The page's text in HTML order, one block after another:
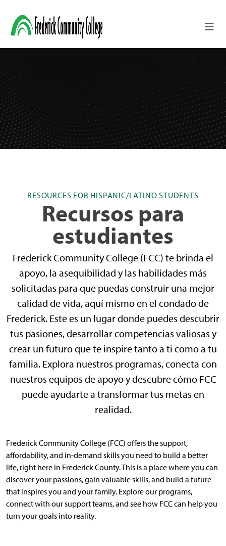
RESOURCES FOR HISPANIC/LATINO STUDENTS
Recursos para
estudiantes
Frederick Community College (FCC) te brinda el
apoyo, la asequibilidad y las habilidades más
solicitadas para que puedas construir una mejor
calidad de vida, aquí mismo en el condado de
Frederick. Este es un lugar donde puedes descubrir
tus pasiones, desarrollar competencias valiosas y
crear un futuro que te inspire tanto a ti como a tu
familia. Explora nuestros programas, conecta con
nuestros equipos de apoyo y descubre cómo FCC
puede ayudarte a transformar tus metas en
realidad.
Frederick Community College (FCC) offers the support,
affordability, and in-demand skills you need to build a better
life, right here in Frederick County. This is a place where you can
discover your passions, gain valuable skills, and build a future
that inspires you and your family. Explore our programs,
connect with our support teams, and see how FCC can help you
turn your goals into reality.